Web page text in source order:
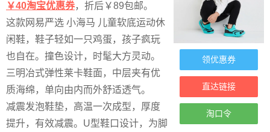
领优惠券
直达链接
淘口令
￥40淘宝优惠券，折后￥89包邮。
这款网易严选 小海马 儿童软底运动休
闲鞋，鞋子轻如一只鸡蛋，孩子疯玩
也自在。撞色设计，时髦大方灵动。
三明冶式弹性莱卡鞋面，中层夹有优
质海绵，单向由内而外舒适透气。
减震发泡鞋垫，高温一次成型，厚度
提升，有效减震。U型鞋口设计，为脚